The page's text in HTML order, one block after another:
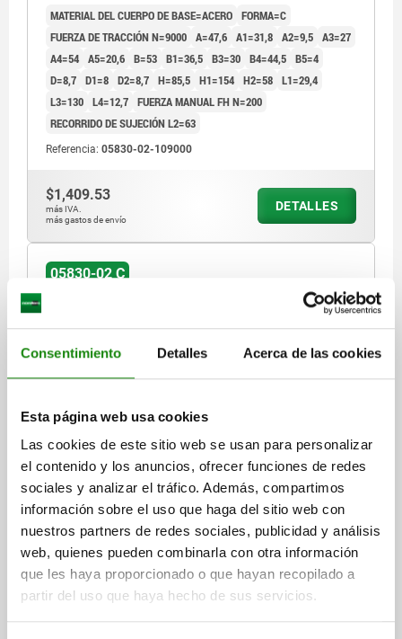
Consentimiento Detalles Acerca de las cookies
Esta página web usa cookies
Las cookies de este sitio web se usan para personalizar
el contenido y los anuncios, ofrecer funciones de redes
sociales y analizar el tráfico. Además, compartimos
información sobre el uso que haga del sitio web con
nuestros partners de redes sociales, publicidad y análisis
web, quienes pueden combinarla con otra información
que les haya proporcionado o que hayan recopilado a
partir del uso que haya hecho de sus servicios.
ACEITE
MATERIAL DEL CUERPO DE BASE=ACERO FORMA=C
FUERZA DE TRACCIÓN N=9000 A=47,6 A1=31,8 A2=9,5 A3=27
A4=54 A5=20,6 B=53 B1=36,5 B3=30 B4=44,5 B5=4
D=8,7 D1=8 D2=8,7 H=85,5 H1=154 H2=58 L1=29,4
L3=130 L4=12,7 FUERZA MANUAL FH N=200
RECORRIDO DE SUJECIÓN L2=63
Referencia: 05830-02-109000
$1,409.53
más IVA.
más gastos de envío
DETALLES
05830-02 C
DISP.SUJ. DE CAZOLETA VERTICAL, CON MECANISMO
DE BLOQUEO, CON BLOQUEO DE SEGURIDAD CON
PIEZA DE RETENCIÓN, FORMA:C, F1=9000, ACERO
INOXIDABLE ACABADO NATURAL, COMP:PLÁSTICO
ROJO RESISTENTE AL ACEITE
MATERIAL DEL CUERPO DE BASE=ACERO INOXIDABLE
FORMA=C
FUERZA DE TRACCIÓN N=9000 A=47,6 A1=31,8 A2=9,5 A3=27
A4=54
A5=20,6 B=53 B1=36,5 B3=30 B4=44,5 B5=4
D=8,7
D1=8 D2=8,7 H=93 H1=154 H2=58 L1=29,4 L3=130
L4=12,7 FUERZA MANUAL FH N=200
RECORRIDO DE SUJECIÓN L2=63